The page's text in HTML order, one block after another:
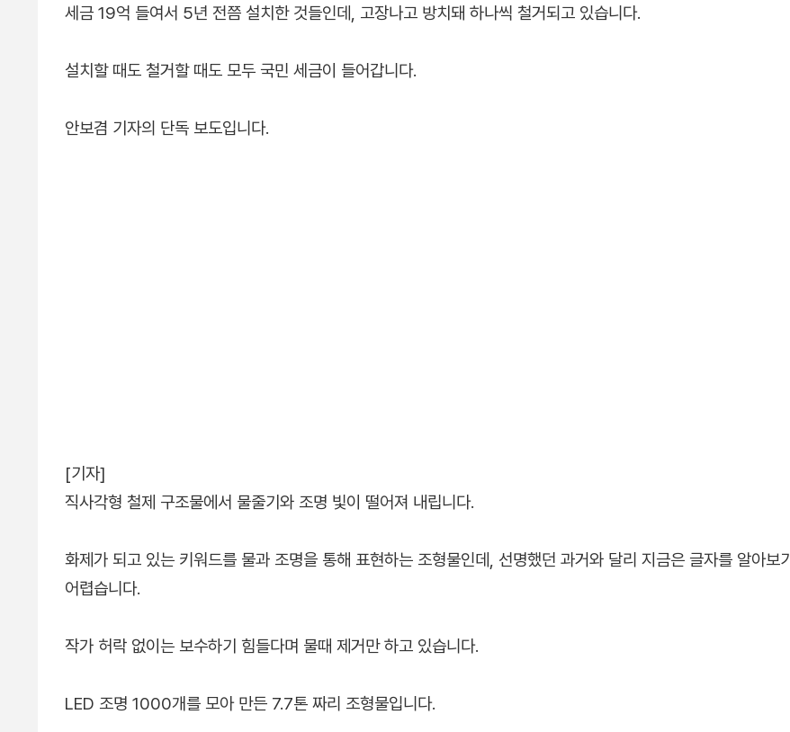
세금 19억 들여서 5년 전쯤 설치한 것들인데, 고장나고 방치돼 하나씩 철거되고 있습니다.
설치할 때도 철거할 때도 모두 국민 세금이 들어갑니다.
안보겸 기자의 단독 보도입니다.
[기자]
직사각형 철제 구조물에서 물줄기와 조명 빛이 떨어져 내립니다.
화제가 되고 있는 키워드를 물과 조명을 통해 표현하는 조형물인데, 선명했던 과거와 달리 지금은 글자를 알아보기
어렵습니다.
작가 허락 없이는 보수하기 힘들다며 물때 제거만 하고 있습니다.
LED 조명 1000개를 모아 만든 7.7톤 짜리 조형물입니다.